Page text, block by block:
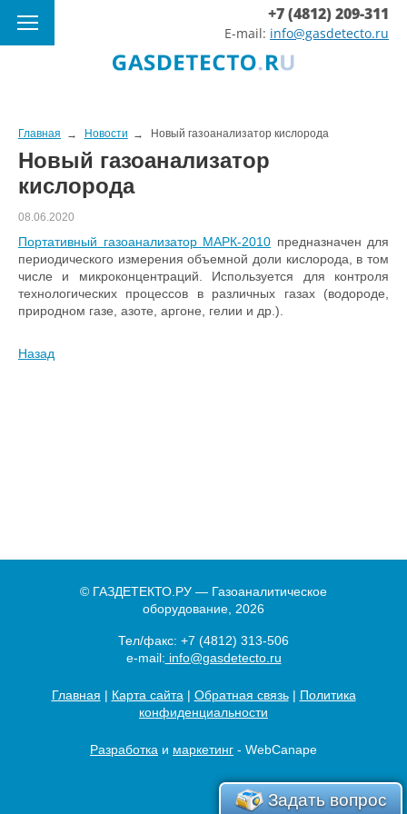
+7 (4812) 209-311
E-mail: info@gasdetecto.ru
Главная Новости Новый газоанализатор кислорода
Новый газоанализатор
кислорода
08.06.2020
Портативный газоанализатор МАРК-2010 предназначен для
периодического измерения объемной доли кислорода, в том
числе и микроконцентраций. Используется для контроля
технологических процессов в различных газах (водороде,
природном газе, азоте, аргоне, гелии и др.).
Назад
© ГАЗДЕТЕКТО.РУ — Газоаналитическое
оборудование, 2026
Тел/факс: +7 (4812) 313-506
e-mail: info@gasdetecto.ru
Главная | Карта сайта | Обратная связь| Политика
конфиденциальности
Разработка и маркетинг - WebCanape
Задать вопрос